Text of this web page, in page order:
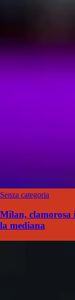
Senza categoria
Milan, clamorosa
la mediana